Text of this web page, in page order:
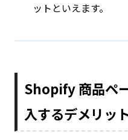
ットといえます。
Shopify 商品ペ
入するデメリット